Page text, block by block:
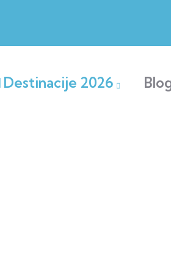
Destinacije 2026